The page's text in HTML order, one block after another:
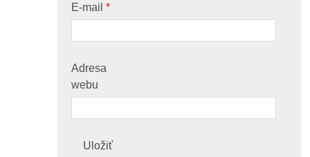
E-mail*
Adresa
webu
Uložiť